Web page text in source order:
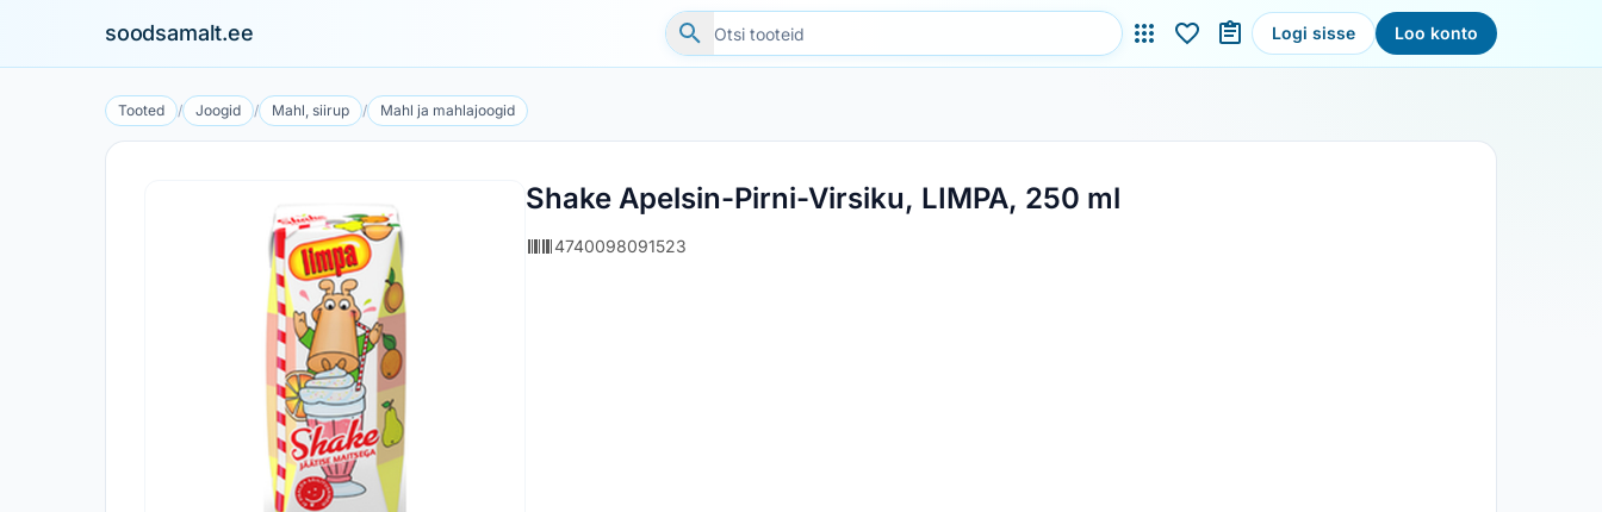
soodsamalt.ee Logi sisse Loo konto
Tooted / Joogid / Mahl, siirup / Mahl ja mahlajoogid
Shake Apelsin-Pirni-Virsiku, LIMPA, 250 ml
4740098091523